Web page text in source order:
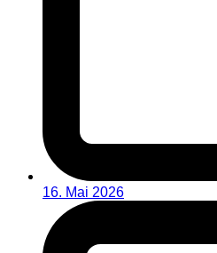
16. Mai 2026